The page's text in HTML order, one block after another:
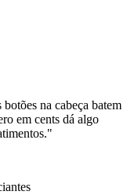
na cabeça batem
em cents dá algo
"